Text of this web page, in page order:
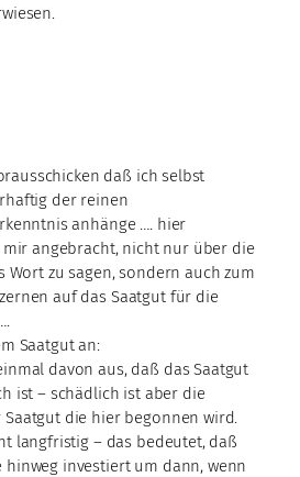
daß ich selbst
der reinen
anhänge …. hier
angebracht, nicht nur über die
Wort zu sagen, sondern auch zum
auf das Saatgut für die
Saatgut an:
davon aus, daß das Saatgut
ist – schädlich ist aber die
die hier begonnen wird.
langfristig – das bedeutet, daß
hinweg investiert um dann, wenn